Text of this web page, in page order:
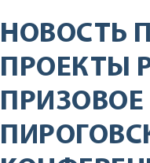
НОВОСТЬ
ПРОЕКТЫ